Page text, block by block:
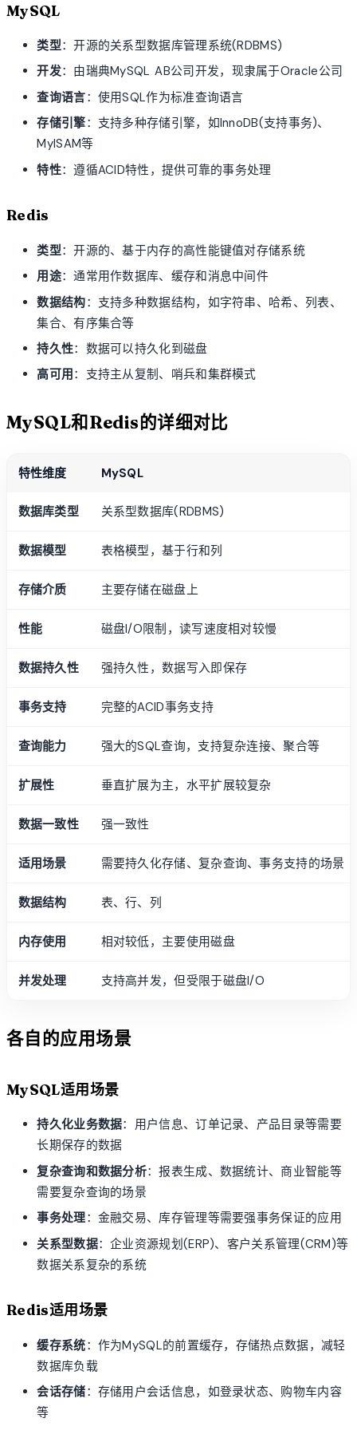
MySQL
类型：开源的关系型数据库管理系统(RDBMS)
开发：由瑞典MySQL AB公司开发，现隶属于Oracle公司
查询语言：使用SQL作为标准查询语言
存储引擎：支持多种存储引擎，如InnoDB(支持事务)、
MyISAM等
特性：遵循ACID特性，提供可靠的事务处理
Redis
类型：开源的、基于内存的高性能键值对存储系统
用途：通常用作数据库、缓存和消息中间件
数据结构：支持多种数据结构，如字符串、哈希、列表、
集合、有序集合等
持久性：数据可以持久化到磁盘
高可用 ：支持主从复制、哨兵和集群模式
MySQL和Redis的详细对比
特性维度 MySQL
数据库类型 关系型数据库(RDBMS)
数据模型 表格模型，基于行和列
存储介质 主要存储在磁盘上
性能 磁盘I/O限制，读写速度相对较慢
数据持久性 强持久性，数据写入即保存
事务支持 完整的ACID事务支持
查询能力 强大的SQL查询，支持复杂连接、聚合等
扩展性 垂直扩展为主，水平扩展较复杂
数据一致性 强一致性
适用场景 需要持久化存储、复杂查询、事务支持的场景
数据结构 表、行、列
内存使用 相对较低，主要使用磁盘
并发处理 支持高并发，但受限于磁盘I/O
各自的应用场景
MySQL适用场景
持久化业务数据：用户信息、订单记录、产品目录等需要
长期保存的数据
复杂查询和数据分析：报表生成、数据统计、商业智能等
需要复杂查询的场景
事务处理：金融交易、库存管理等需要强事务保证的应用
关系型数据：企业资源规划(ERP)、客户关系管理(CRM)等
数据关系复杂的系统
Redis适用场景
缓存系统：作为MySQL的前置缓存，存储热点数据，减轻
数据库负载
会话存储：存储用户会话信息，如登录状态、购物车内容
等